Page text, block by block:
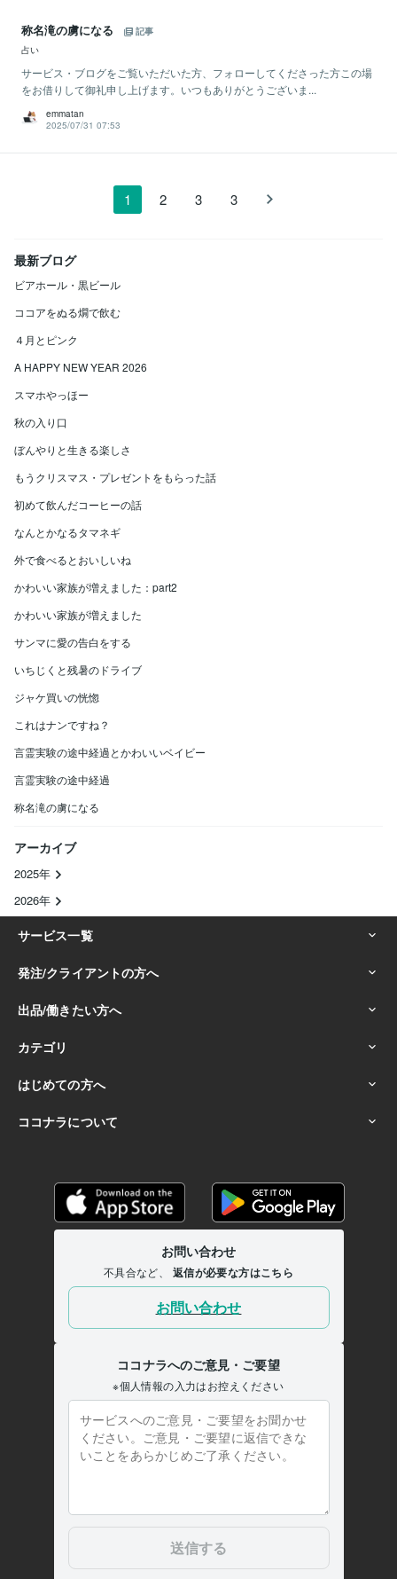
称名滝の虜になる
記事
占い
サービス・ブログをご覧いただいた方、フォローしてくださった方この場
をお借りして御礼申し上げます。いつもありがとうございま...
emmatan
2025/07/31 07:53
1 2 3 3
最新ブログ
ビアホール・黒ビール
ココアをぬる燗で飲む
４月とピンク
A HAPPY NEW YEAR 2026
スマホやっほー
秋の入り口
ぼんやりと生きる楽しさ
もうクリスマス・プレゼントをもらった話
初めて飲んだコーヒーの話
なんとかなるタマネギ
外で食べるとおいしいね
かわいい家族が増えました：part2
かわいい家族が増えました
サンマに愛の告白をする
いちじくと残暑のドライブ
ジャケ買いの恍惚
これはナンですね？
言霊実験の途中経過とかわいいベイビー
言霊実験の途中経過
称名滝の虜になる
アーカイブ
2025年
2026年